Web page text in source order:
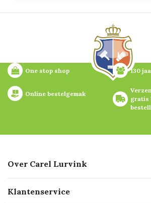
One stop shop 130
Online bestelgemak
gratis
Over Carel Lurvink
Geschiedenis
Klantenservice